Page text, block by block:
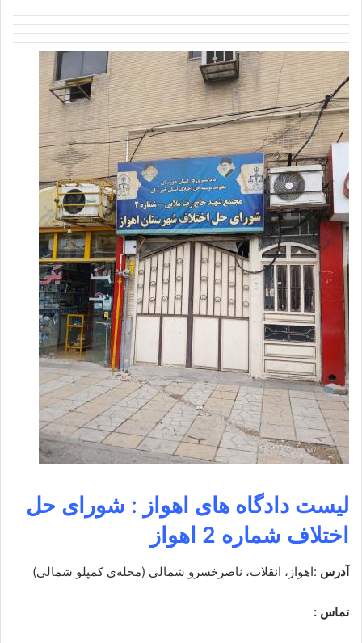
لیست دادگاه های اهواز : شورای حل
اختلاف شماره 2 اهواز
آدرس :اهواز، انقلاب، ناصرخسرو شمالی (محله‌ی کمپلو شمالی)
تماس :